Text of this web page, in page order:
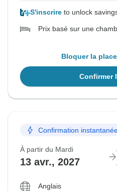
S'inscrire to unlock
Prix basé sur une
Bloquer la
Confirmer
Confirmation
À partir du Mardi
13 avr., 2027
Anglais